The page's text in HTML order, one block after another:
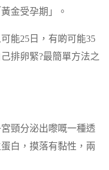
金受孕期」。
能25日，有啲可能35
排卵緊?最簡單方法之
頸分泌出嚟嘅一種透
白，摸落有黏性，兩